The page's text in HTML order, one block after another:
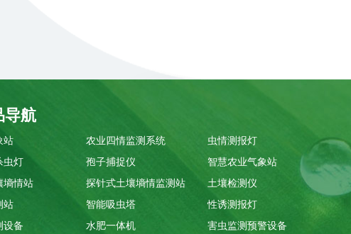
导航
站 农业四情监测系统
虫情测报灯
虫灯
孢子捕捉仪
智慧农业气象站
墒情站
探针式土壤墒情监测站
土壤检测仪
站
智能吸虫塔
性诱测报灯
设备
水肥一体机 害虫监测预警设备